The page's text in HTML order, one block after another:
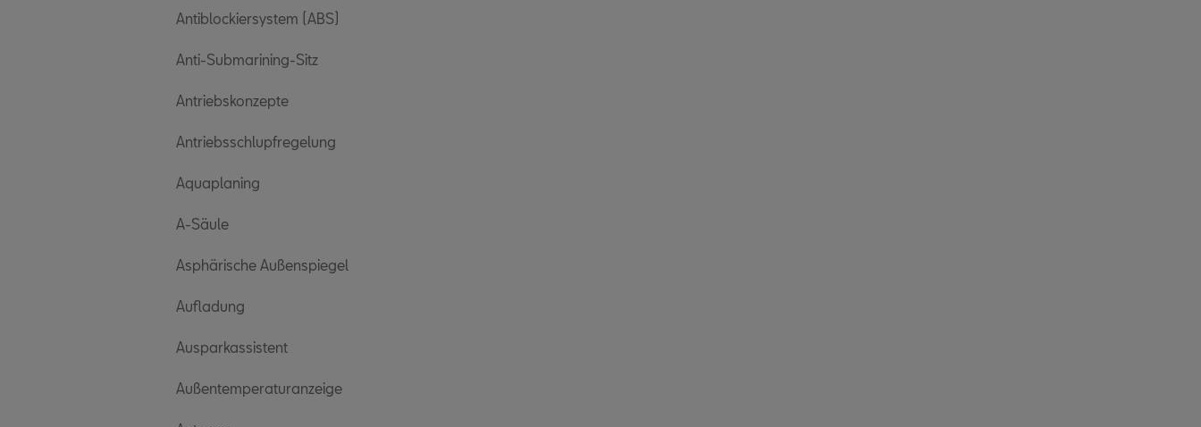
Antiblockiersystem (ABS)
Anti-Submarining-Sitz
Antriebskonzepte
Antriebsschlupfregelung
Aquaplaning
A-Säule
Asphärische Außenspiegel
Aufladung
Ausparkassistent
Außentemperaturanzeige